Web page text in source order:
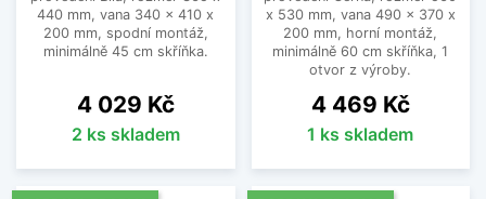
440 mm, vana 340 x 410 x
200 mm, spodní montáž,
minimálně 45 cm skříňka.
Cena
4 029 Kč
2 ks skladem
x 530 mm, vana 490 x 370 x
200 mm, horní montáž,
minimálně 60 cm skříňka, 1
otvor z výroby.
Cena
4 469 Kč
1 ks skladem